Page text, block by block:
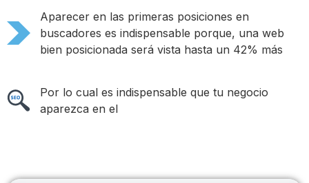
Aparecer en las primeras posiciones en
buscadores es indispensable porque, una web
bien posicionada será vista hasta un 42% más
Por lo cual es indispensable que tu negocio
aparezca en el